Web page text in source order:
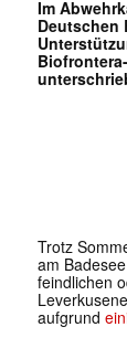
Im
Deutschen
Trotz
am
feindlichen
aufgrund